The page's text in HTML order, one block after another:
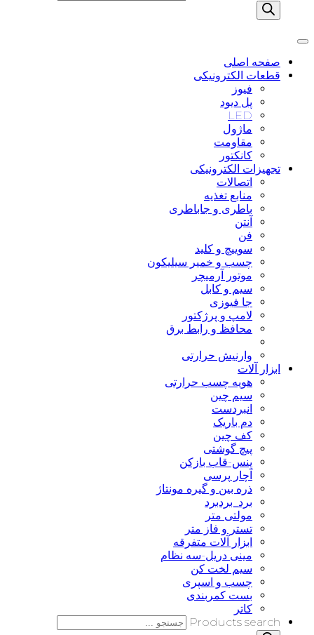
صفحه اصلی
قطعات الکترونیکی
فیوز
پل دیود
LED
ماژول
مقاومت
کانکتور
تجهیزات الکترونیکی
اتصالات
منابع تغذیه
باطری و جاباطری
آنتن
فن
سوییچ و کلید
چسب و خمیر سیلیکون
موتور آرمیچر
سیم و کابل
جا فیوزی
لامپ و پرژکتور
محافظ و رابط برق
وارنیش حرارتی
ابزار آلات
هویه چسب حرارتی
سیم چین
انبردست
دم باریک
کف چین
پیچ گوشتی
پنس-قاب بازکن
آچار پرسی
ذره بین و گیره مونتاژ
برد_بردبرد
مولتی متر
تستر و فاز متر
ابزار آلات متفرقه
مینی دریل-سه نظام
سیم لخت کن
چسب و اسپری
بست کمربندی
کاتر
Products search